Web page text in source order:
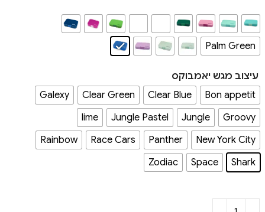
Palm Green
עיצוב מגש יאמבוקס
Bon appetit
Clear Blue
Clear Green
Galexy
Groovy
Jungle
Jungle Pastel
lime
New York City
Panther
Race Cars
Rainbow
Shark
Space
Zodiac